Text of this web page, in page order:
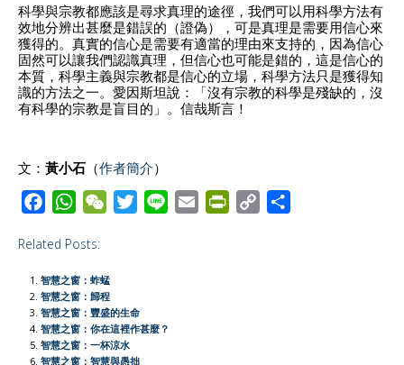
科學與宗教都應該是尋求真理的途徑，我們可以用科學方法有
效地分辨出甚麼是錯誤的（證偽），可是真理是需要用信心來
獲得的。真實的信心是需要有適當的理由來支持的，因為信心
固然可以讓我們認識真理，但信心也可能是錯的，這是信心的
本質，科學主義與宗教都是信心的立場，科學方法只是獲得知
識的方法之一。愛因斯坦說：「沒有宗教的科學是殘缺的，沒
有科學的宗教是盲目的」。信哉斯言！
文： 黃小石 （作者簡介）
c
e
b
o
o
W
a
t
s
A
p
W
h
a
t
e
Related Posts:
智慧之窗：蚱蜢
智慧之窗：歸程
智慧之窗：豐盛的生命
智慧之窗：你在這裡作甚麼？
智慧之窗：一杯涼水
智慧之窗：智慧與愚拙